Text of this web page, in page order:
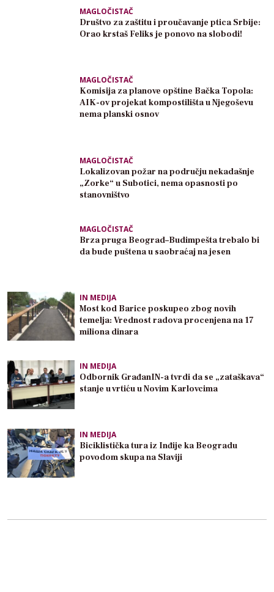
MAGLOČISTAČ
Društvo za zaštitu i proučavanje ptica Srbije:
Orao krstaš Feliks je ponovo na slobodi!
MAGLOČISTAČ
Komisija za planove opštine Bačka Topola:
AIK-ov projekat kompostilišta u Njegoševu
nema planski osnov
MAGLOČISTAČ
Lokalizovan požar na području nekadašnje
„Zorke“ u Subotici, nema opasnosti po
stanovništvo
MAGLOČISTAČ
Brza pruga Beograd–Budimpešta trebalo bi
da bude puštena u saobraćaj na jesen
IN MEDIJA
Most kod Barice poskupeo zbog novih
temelja: Vrednost radova procenjena na 17
miliona dinara
IN MEDIJA
Odbornik GrađanIN-a tvrdi da se „zataškava“
stanje u vrtiću u Novim Karlovcima
IN MEDIJA
Biciklistička tura iz Inđije ka Beogradu
povodom skupa na Slaviji